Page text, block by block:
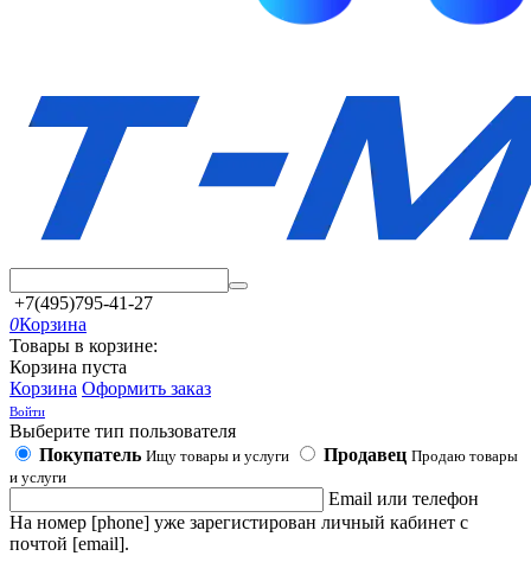
+7(495)795-41-27
0Корзина
Товары в корзине:
Корзина пуста
Корзина Оформить заказ
Войти
Выберите тип пользователя
Покупатель Ищу товары и услуги Продавец Продаю товары
и услуги
Email или телефон
На номер [phone] уже зарегистирован личный кабинет с
почтой [email].